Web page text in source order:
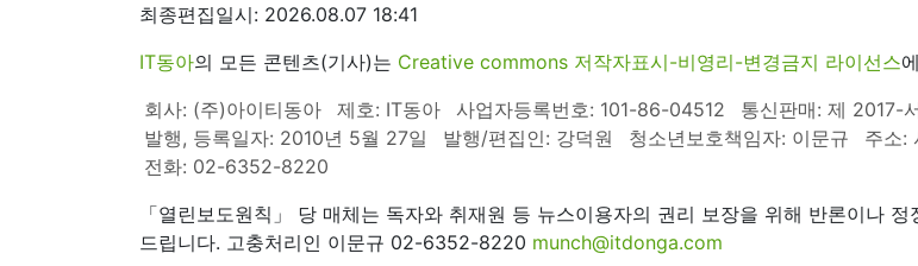
최종편집일시: 2026.08.07 18:41
IT동아의 모든 콘텐츠(기사)는 Creative commons 저작자표시-비영리-변경금지 라이선스
회사: (주)아이티동아
제호: IT동아 사업자등록번호: 101-86-04512 통신판매: 제 2017-
발행, 등록일자: 2010년 5월 27일
발행/편집인: 강덕원 청소년보호책임자: 이문규
주소:
전화: 02-6352-8220
「열린보도원칙」 당 매체는 독자와 취재원 등 뉴스이용자의 권리 보장을 위해 반론이나
드립니다. 고충처리인 이문규 02-6352-8220 munch@itdonga.com